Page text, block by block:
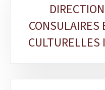
CONSULAIRES